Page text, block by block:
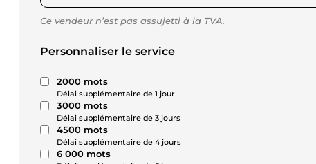
Ce vendeur n’est pas assujetti à la TVA.
Personnaliser le service
2000 mots
Délai supplémentaire de 1 jour
3000 mots
Délai supplémentaire de 3 jours
4500 mots
Délai supplémentaire de 4 jours
6 000 mots